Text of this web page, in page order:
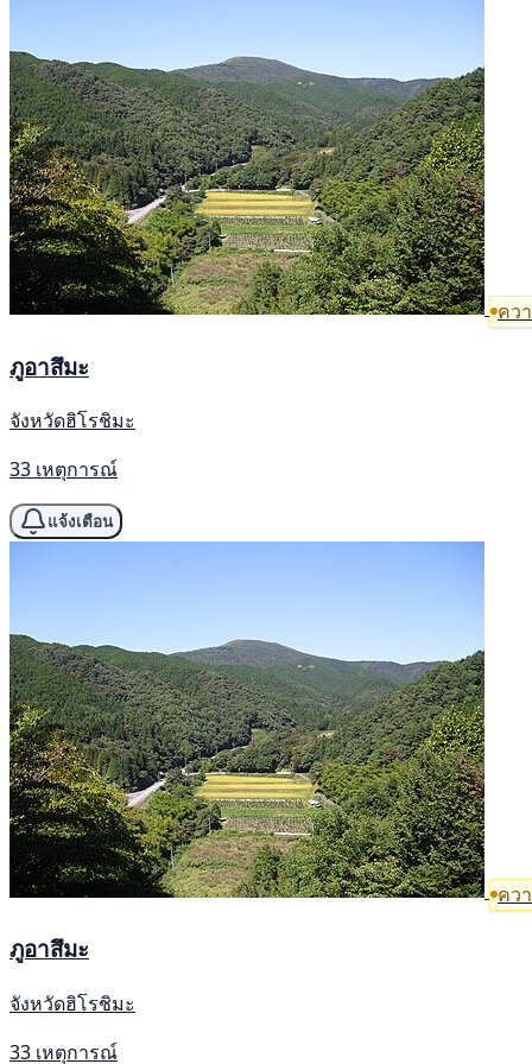
คว
ภูอาสึมะ
จังหวัดฮิโรชิมะ
33 เหตุการณ์
แจ้งเตือน
คว
ภูอาสึมะ
จังหวัดฮิโรชิมะ
33 เหตุการณ์